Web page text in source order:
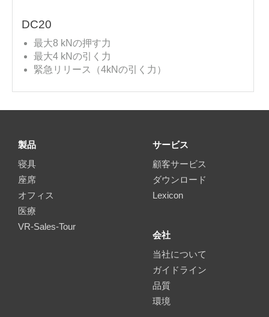
DC20
最大8 kNの押す力
最大4 kNの引く力
緊急リリース（4kNの引く力）
製品
寝具
座席
オフィス
医療
VR-Sales-Tour
サービス
顧客サービス
ダウンロード
Lexicon
会社
当社について
ガイドライン
品質
環境